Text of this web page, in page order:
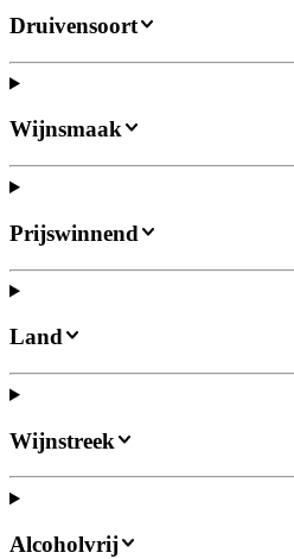
Druivensoort
Wijnsmaak
Prijswinnend
Land
Wijnstreek
Alcoholvrij